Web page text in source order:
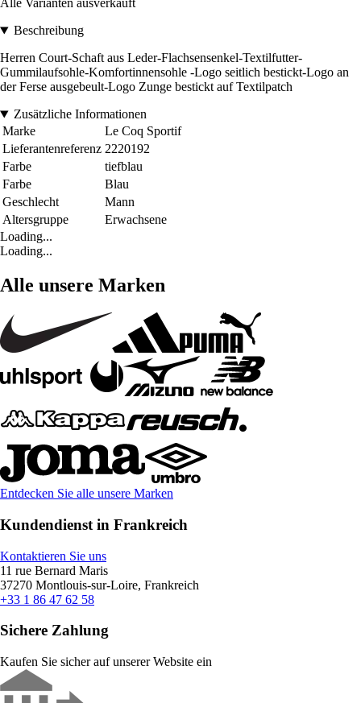
Alle Varianten ausverkauft
Beschreibung
Herren Court-Schaft aus Leder-Flachsensenkel-Textilfutter-
Gummilaufsohle-Komfortinnensohle -Logo seitlich bestickt-Logo an
der Ferse ausgebeult-Logo Zunge bestickt auf Textilpatch
Zusätzliche Informationen
Marke
Le Coq Sportif
Lieferantenreferenz 2220192
Farbe
tiefblau
Farbe
Blau
Geschlecht
Mann
Altersgruppe
Erwachsene
Loading...
Loading...
Alle unsere Marken
Entdecken Sie alle unsere Marken
Kundendienst in Frankreich
Kontaktieren Sie uns
11 rue Bernard Maris
37270 Montlouis-sur-Loire, Frankreich
+33 1 86 47 62 58
Sichere Zahlung
Kaufen Sie sicher auf unserer Website ein